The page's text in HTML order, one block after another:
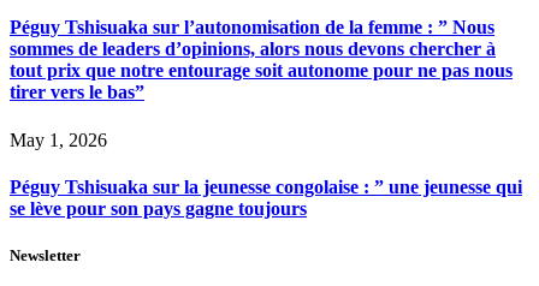
Péguy Tshisuaka sur l’autonomisation de la femme : ” Nous
sommes de leaders d’opinions, alors nous devons chercher à
tout prix que notre entourage soit autonome pour ne pas nous
tirer vers le bas”
May 1, 2026
Péguy Tshisuaka sur la jeunesse congolaise : ” une jeunesse qui
se lève pour son pays gagne toujours
Newsletter